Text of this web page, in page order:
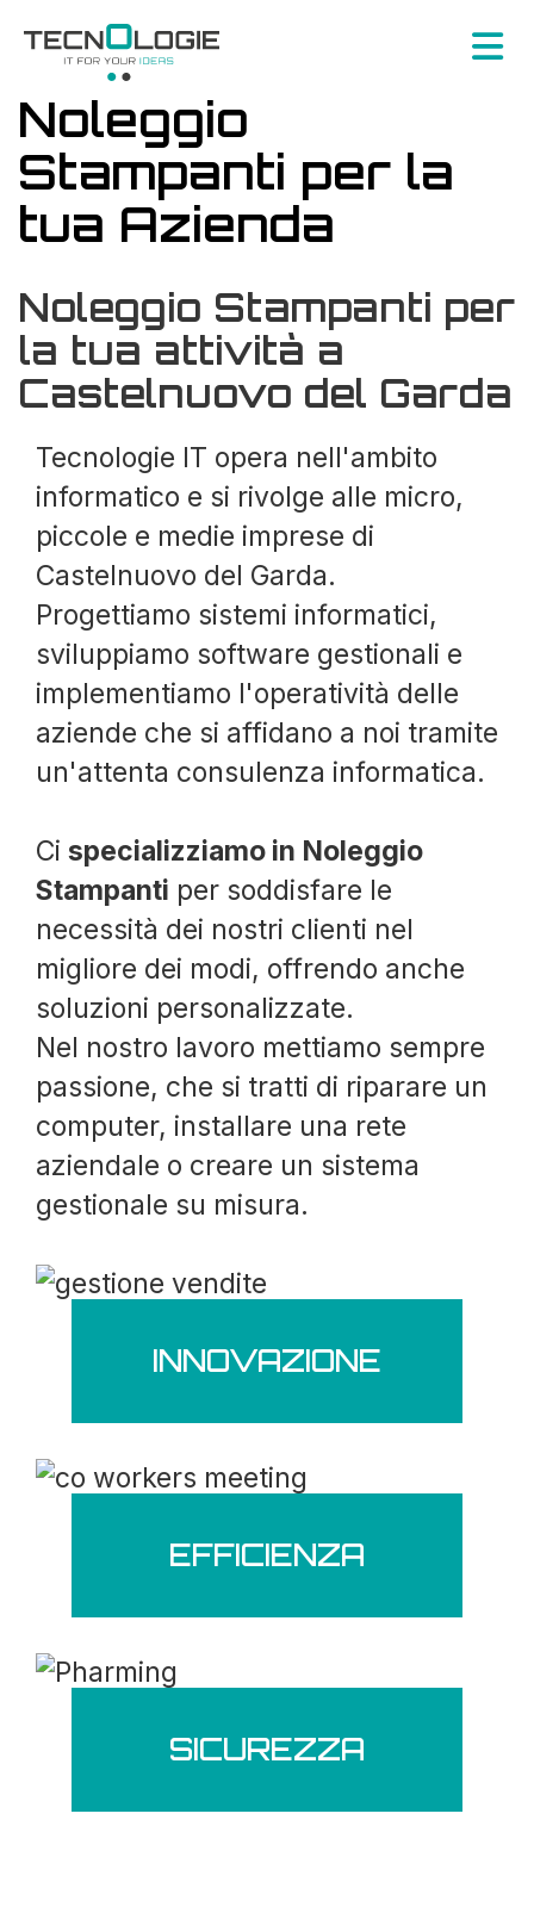
Noleggio
Stampanti per la
tua Azienda
Noleggio Stampanti per
la tua attività a
Castelnuovo del Garda
Tecnologie IT opera nell'ambito
informatico e si rivolge alle micro,
piccole e medie imprese di
Castelnuovo del Garda.
Progettiamo sistemi informatici,
sviluppiamo software gestionali e
implementiamo l'operatività delle
aziende che si affidano a noi tramite
un'attenta consulenza informatica.
Ci specializziamo in Noleggio
Stampanti per soddisfare le
necessità dei nostri clienti nel
migliore dei modi, offrendo anche
soluzioni personalizzate.
Nel nostro lavoro mettiamo sempre
passione, che si tratti di riparare un
computer, installare una rete
aziendale o creare un sistema
gestionale su misura.
INNOVAZIONE
EFFICIENZA
SICUREZZA